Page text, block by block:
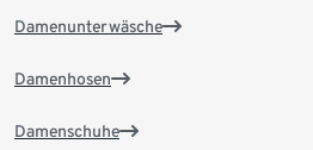
Damenunterwäsche
Damenhosen
Damenschuhe